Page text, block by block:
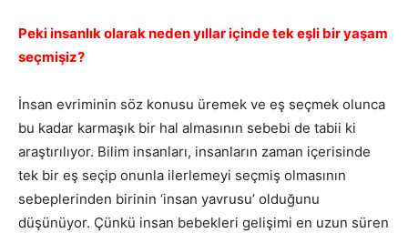
Peki insanlık olarak neden yıllar içinde tek eşli bir yaşam
seçmişiz?
İnsan evriminin söz konusu üremek ve eş seçmek olunca
bu kadar karmaşık bir hal almasının sebebi de tabii ki
araştırılıyor. Bilim insanları, insanların zaman içerisinde
tek bir eş seçip onunla ilerlemeyi seçmiş olmasının
sebeplerinden birinin ‘insan yavrusu’ olduğunu
düşünüyor. Çünkü insan bebekleri gelişimi en uzun süren